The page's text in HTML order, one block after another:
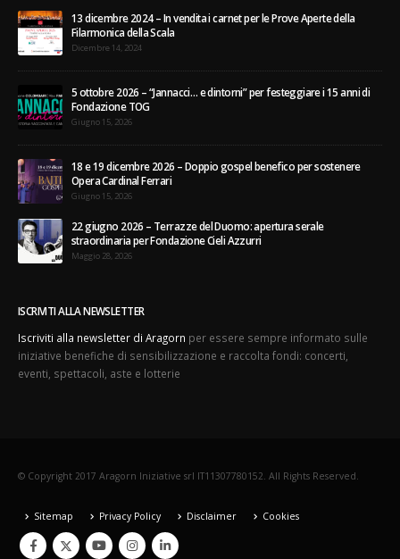
13 dicembre 2024 – In vendita i carnet per le Prove Aperte della
Filarmonica della Scala
Dicembre 14, 2024
5 ottobre 2026 – “Jannacci… e dintorni” per festeggiare i 15 anni di
Fondazione TOG
Giugno 15, 2026
18 e 19 dicembre 2026 – Doppio gospel benefico per sostenere
Opera Cardinal Ferrari
Giugno 15, 2026
22 giugno 2026 – Terrazze del Duomo: apertura serale
straordinaria per Fondazione Cieli Azzurri
Maggio 28, 2026
ISCRIVITI ALLA NEWSLETTER
Iscriviti alla newsletter di Aragorn per essere sempre informato sulle
iniziative benefiche di sensibilizzazione e raccolta fondi: concerti,
eventi, spettacoli, aste e lotterie
© Copyright 2017 Aragorn Iniziative srl IT11307780152. All Rights Reserved.
Sitemap Privacy Policy Disclaimer Cookies